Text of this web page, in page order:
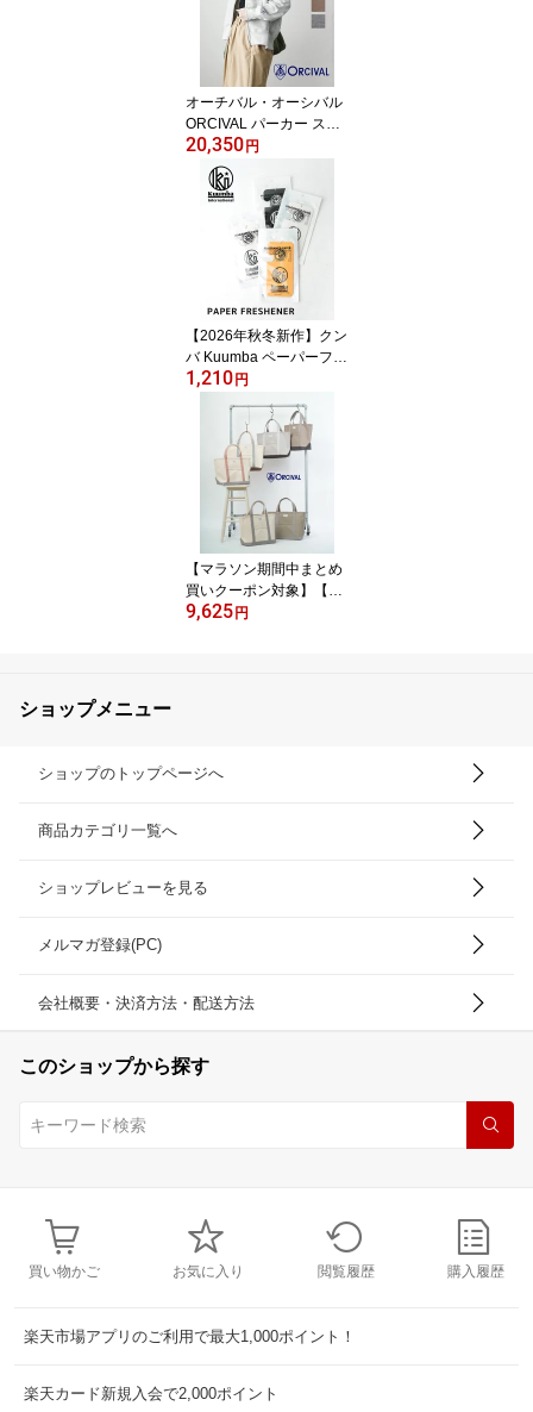
オーチバル・オーシバル
ORCIVAL パーカー スウ
ェット フーディ 長袖 ユ
ニセックス ジップアップ
無地 フレンチテリー 裏
毛 ダブルジップ ラグラ
ンスリーブ 羽織り・OR-
C0153-0322302(メンズ)
(レディース)(JP)
20,350 円
【2026年秋冬新作】クン
バ Kuumba ペーパーフレ
ッシュナー フレグランス
ペーパー カーフレグラン
ス 車内用品 キーホルダ
ー 人気 リフレッシュ リ
ラックスタイム・PAPER
-FRESHENER-3582602
(メール便可能商品)[M便
2/5](レディース)
1,210 円
【マラソン期間中まとめ
買いクーポン対象】【3
0%OFF】オーチバル・
9,625 円
ショップメニュー
ショップのトップページへ
商品カテゴリ一覧へ
ショップレビューを見る
メルマガ登録(PC)
会社概要・決済方法・配送方法
このショップから探す
買い物かご お気に入り 閲覧履歴 購入履歴
楽天市場アプリのご利用で最大1,000ポイント！
楽天カード新規入会で2,000ポイント